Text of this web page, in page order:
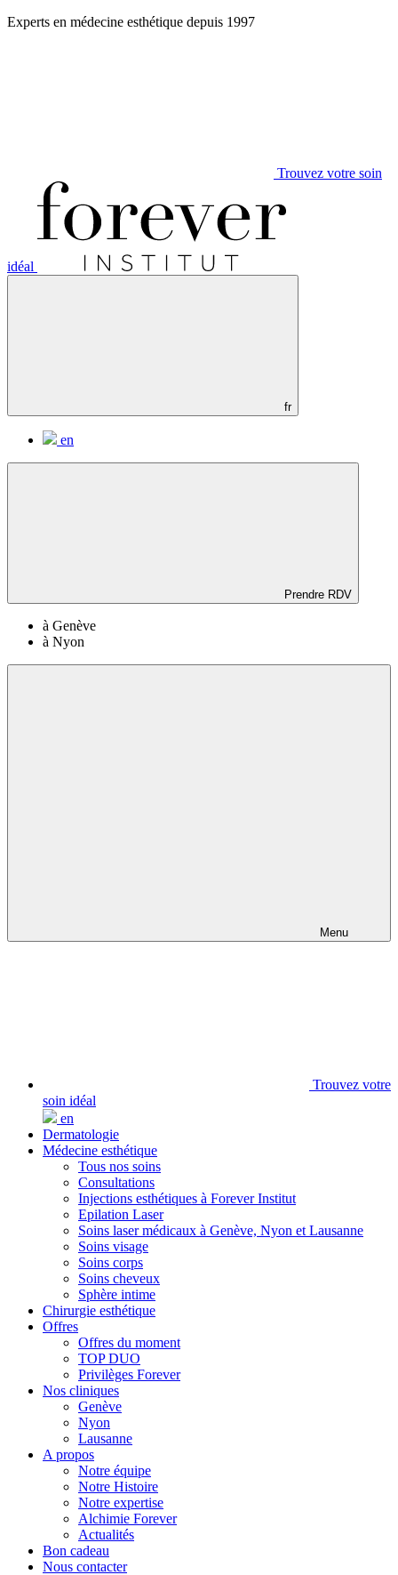
Aller
Experts en médecine esthétique depuis 1997
Trouvez votre soin
idéal
fr
en
Prendre RDV
à Genève
à Nyon
Menu
Trouvez votre
soin idéal
en
Dermatologie
Médecine esthétique
Tous nos soins
Consultations
Injections esthétiques à Forever Institut
Epilation Laser
Soins laser médicaux à Genève, Nyon et Lausanne
Soins visage
Soins corps
Soins cheveux
Sphère intime
Chirurgie esthétique
Offres
Offres du moment
TOP DUO
Privilèges Forever
Nos cliniques
Genève
Nyon
Lausanne
A propos
Notre équipe
Notre Histoire
Notre expertise
Alchimie Forever
Actualités
Bon cadeau
Nous contacter